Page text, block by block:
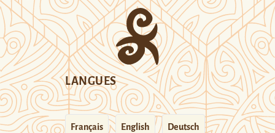
LANGUES
Français English Deutsch